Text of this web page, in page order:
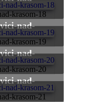
krasom-18
krasom-19
krasom-20
krasom-21